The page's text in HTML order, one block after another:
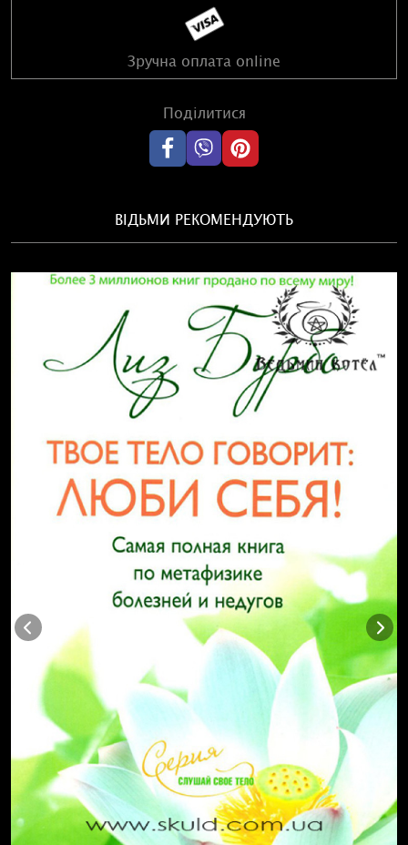
Зручна оплата online
Поділитися
ВІДЬМИ РЕКОМЕНДУЮТЬ